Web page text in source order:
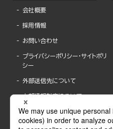
会社概要
採用情報
お問い合わせ
プライバシーポリシー・サイトポリ
シー
外部送信先について
内部通報制度について